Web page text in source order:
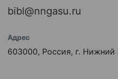
bibl@nngasu.ru
Адрес
603000, Россия, г. Нижний